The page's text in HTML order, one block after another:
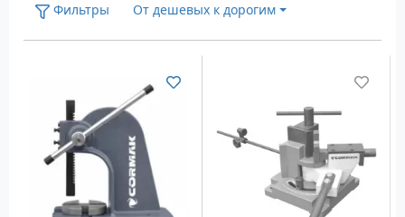
Фильтры От дешевых к дорогим